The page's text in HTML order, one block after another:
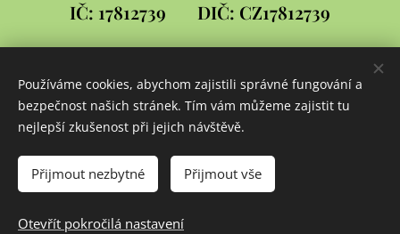
IČ: 17812739 DIČ: CZ17812739
Stránky pro WPC centrumvytvořilDavid
Šlambor a syn
Cookies
Používáme cookies, abychom zajistili správné fungování a
bezpečnost našich stránek. Tím vám můžeme zajistit tu
nejlepší zkušenost při jejich návštěvě.
Přijmout nezbytné Přijmout vše
Otevřít pokročilá nastavení